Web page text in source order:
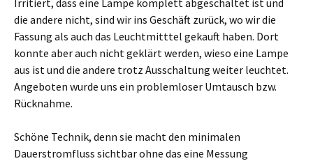
Irritiert, dass eine Lampe komplett abgeschaltet ist und
die andere nicht, sind wir ins Geschäft zurück, wo wir die
Fassung als auch das Leuchtmitttel gekauft haben. Dort
konnte aber auch nicht geklärt werden, wieso eine Lampe
aus ist und die andere trotz Ausschaltung weiter leuchtet.
Angeboten wurde uns ein problemloser Umtausch bzw.
Rücknahme.
Schöne Technik, denn sie macht den minimalen
Dauerstromfluss sichtbar ohne das eine Messung